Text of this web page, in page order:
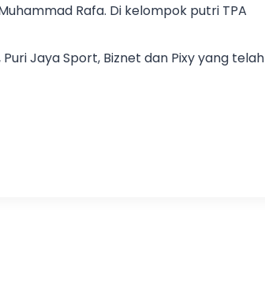
Rafa. Di kelompok putri TPA
Jaya Sport, Biznet dan Pixy yang telah